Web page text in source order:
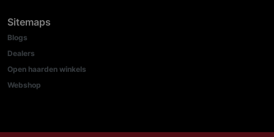
Sitemaps
Blogs
Dealers
Open haarden winkels
Webshop